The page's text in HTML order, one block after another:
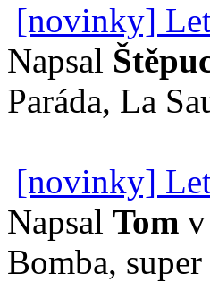
[novinky]
Napsal
Paráda, La
[novinky]
Napsal Tom
Bomba,